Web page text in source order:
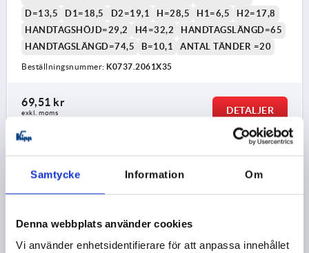
Samtycke Information Om
Denna webbplats använder cookies
Vi använder enhetsidentifierare för att anpassa innehållet
D=13,5
D1=18,5 D2=19,1 H=28,5 H1=6,5
H2=17,8
HANDTAGSHÖJD=29,2
H4=32,2
HANDTAGSLÄNGD=65
HANDTAGSLÄNGD=74,5
B=10,1 ANTAL TÄNDER =20
Beställningsnummer: K0737.2061X35
69,51 kr
exkl. moms
DETALJER